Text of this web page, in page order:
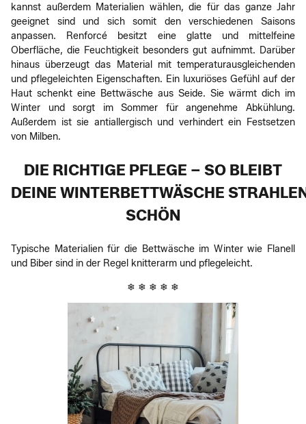
kannst außerdem Materialien wählen, die für das ganze Jahr
geeignet sind und sich somit den verschiedenen Saisons
anpassen. Renforcé besitzt eine glatte und mittelfeine
Oberfläche, die Feuchtigkeit besonders gut aufnimmt. Darüber
hinaus überzeugt das Material mit temperaturausgleichenden
und pflegeleichten Eigenschaften. Ein luxuriöses Gefühl auf der
Haut schenkt eine Bettwäsche aus Seide. Sie wärmt dich im
Winter und sorgt im Sommer für angenehme Abkühlung.
Außerdem ist sie antiallergisch und verhindert ein Festsetzen
von Milben.
DIE RICHTIGE PFLEGE – SO BLEIBT
DEINE WINTERBETTWÄSCHE
SCHÖN
Typische Materialien für die Bettwäsche im Winter wie Flanell
und Biber sind in der Regel knitterarm und pflegeleicht.
❄ ❄ ❄ ❄ ❄